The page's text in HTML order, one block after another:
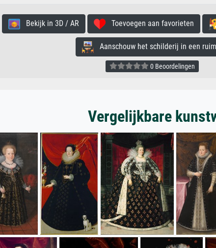
Bekijk in 3D / AR Toevoegen aan favorieten
Aanschouw het schilderij in een
0 Beoordelingen
Vergelijkbare